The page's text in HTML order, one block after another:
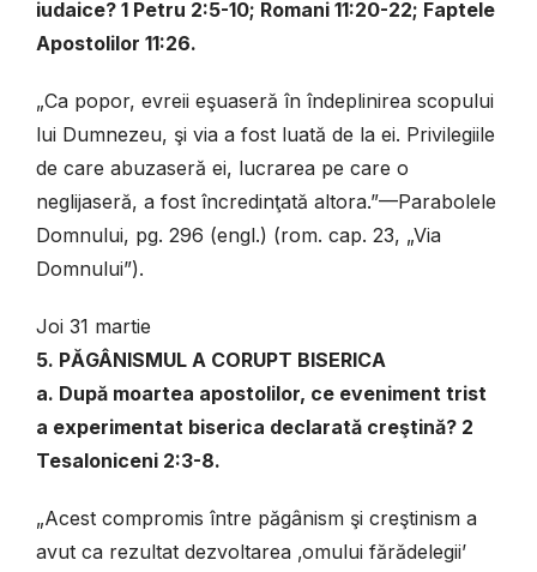
iudaice? 1 Petru 2:5-10; Romani 11:20-22; Faptele
Apostolilor 11:26.
„Ca popor, evreii eşuaseră în îndeplinirea scopului
lui Dumnezeu, şi via a fost luată de la ei. Privilegiile
de care abuzaseră ei, lucrarea pe care o
neglijaseră, a fost încredinţată altora.”—Parabolele
Domnului, pg. 296 (engl.) (rom. cap. 23, „Via
Domnului”).
Joi 31 martie
5. PĂGÂNISMUL A CORUPT BISERICA
a. După moartea apostolilor, ce eveniment trist
a experimentat biserica declarată creştină? 2
Tesaloniceni 2:3-8.
„Acest compromis între păgânism şi creştinism a
avut ca rezultat dezvoltarea ‚omului fărădelegii’